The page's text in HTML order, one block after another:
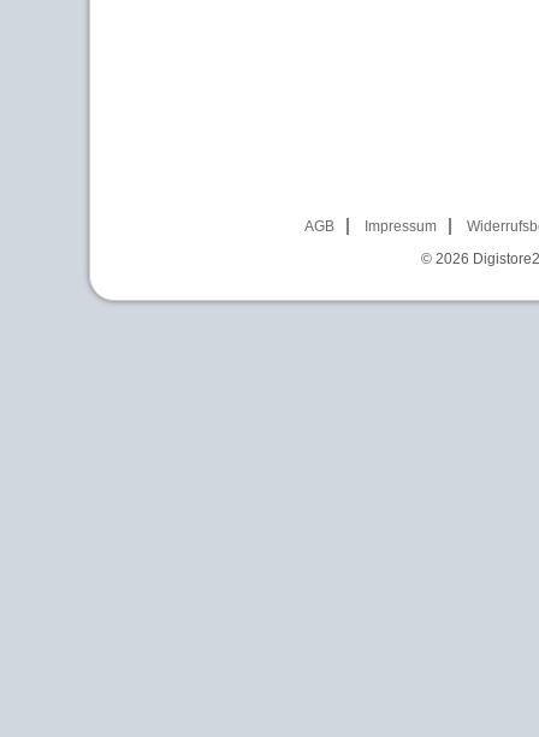
AGB Impressum
© 2026